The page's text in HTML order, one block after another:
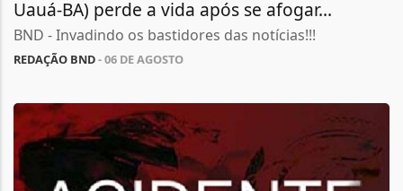
Uauá-BA) perde a vida após se afogar...
BND - Invadindo os bastidores das notícias!!!
REDAÇÃO BND- 06 DE AGOSTO